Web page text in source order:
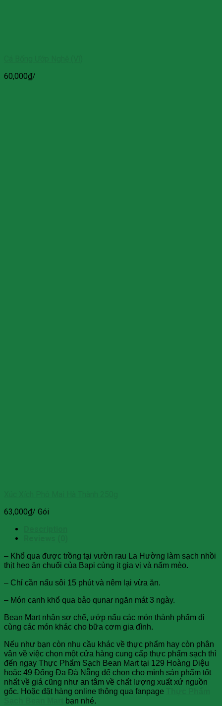
60,000₫/
63,000₫/ Gói
– Khổ qua được trồng tại vườn rau La Hường làm sạch nhồi
thịt heo ăn chuối của Bapi cùng it gia vị và nấm mèo.
– Chỉ cần nấu sôi 15 phút và nêm lại vừa ăn.
– Món canh khổ qua bảo qunar ngăn mát 3 ngày.
Bean Mart nhận sơ chế, ướp nấu các món thành phẩm đi
cùng các món khác cho bữa cơm gia đình.
Nếu như bạn còn nhu cầu khác về thực phẩm hay còn phân
vân về việc chọn một cửa hàng cung cấp thực phẩm sạch thì
đến ngay Thực Phẩm Sạch Bean Mart tại 129 Hoàng Diệu
hoặc 49 Đống Đa Đà Nẵng để chọn cho mình sản phẩm tốt
nhất về giá cũng như an tâm về chất lượng xuất xứ nguồn
gốc. Hoặc đặt hàng online thông qua fanpage
bạn nhé.